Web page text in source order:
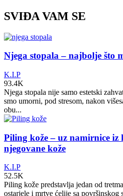
SVIĐA VAM SE
Njega stopala – najbolje što
K.I.P
93.4K
Njega stopala nije samo estetski
smo umorni, pod stresom, nakon
obu...
Piling kože – uz namirnice iz
njegovane kože
K.I.P
52.5K
Piling kože predstavlja jedan od
ostarjele i mrtve ćelije sa